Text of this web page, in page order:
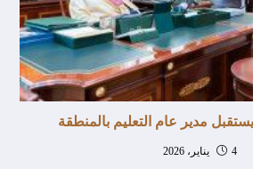
مدير عام التعليم بالمنطقة
4 يناير، 2026